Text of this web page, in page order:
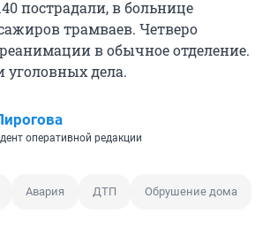
пострадали, в больнице
трамваев. Четверо
в обычное отделение.
уголовных дела.
оперативной редакции
Авария ДТП Обрушение дома